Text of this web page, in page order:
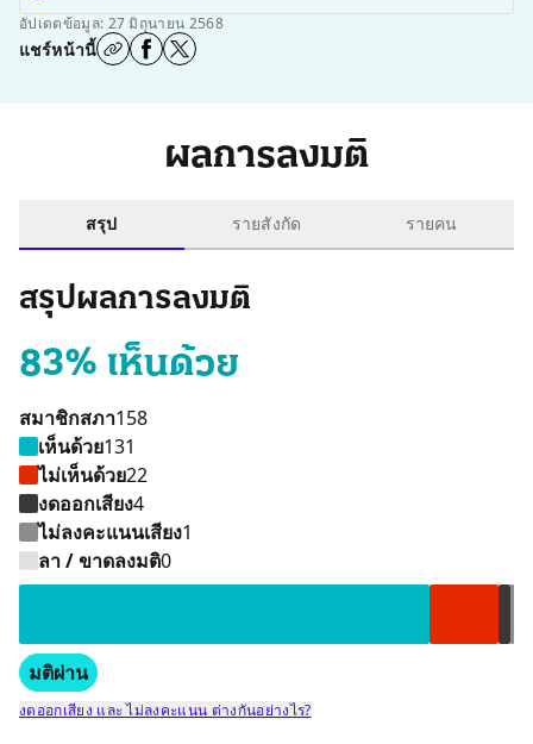
อัปเดตข้อมูล: 27 มิถุนายน 2568
แชร์หน้านี้
ผลการลงมติ
สรุป รายสังกัด รายคน
สรุปผลการลงมติ
83% เห็นด้วย
สมาชิกสภา158
เห็นด้วย131
ไม่เห็นด้วย22
งดออกเสียง4
ไม่ลงคะแนนเสียง1
ลา / ขาดลงมติ0
เห็นด้วย 131 คน
มติผ่าน
งดออกเสียง และ ไม่ลงคะแนน ต่างกันอย่างไร?